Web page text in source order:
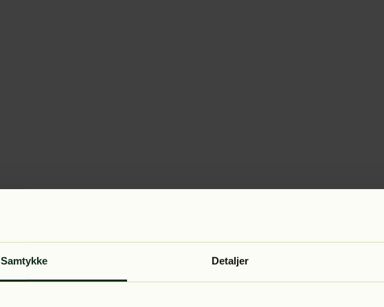
Samtykke Detaljer